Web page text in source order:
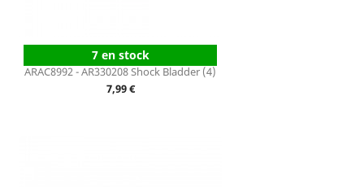
7 en stock
ARAC8992 - AR330208 Shock Bladder (4)
Prix
7,99 €